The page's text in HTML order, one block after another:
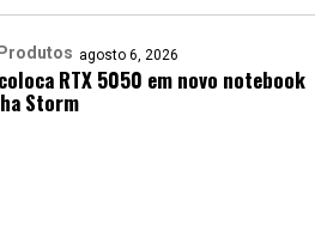
Produtos agosto 6, 2026
RTX 5050 em novo notebook
Storm